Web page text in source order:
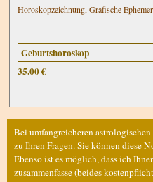
Horoskopzeichnung, Grafische
35.00 €
Bei umfangreicheren
zu Ihren Fragen. Sie können diese
Ebenso ist es möglich, dass ich
zusammenfasse (beides